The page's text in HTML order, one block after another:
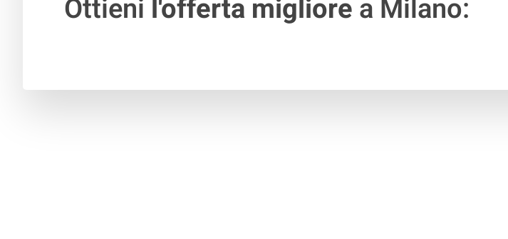
Ottieni l'offerta migliorea Milano: